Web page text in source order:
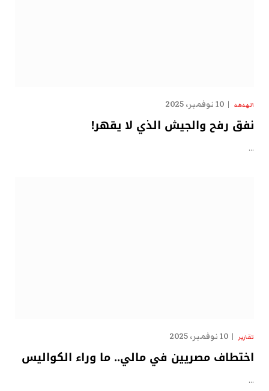
الهدهد 10 نوفمبر، 2025
نفق رفح والجيش الذي لا يقهر!
…
تقارير 10 نوفمبر، 2025
اختطاف مصريين في مالي.. ما وراء الكواليس
…